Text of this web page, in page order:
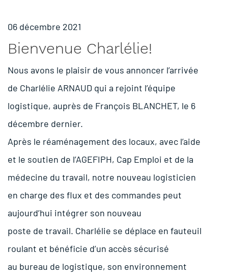
06 décembre 2021
Bienvenue Charlélie!
Nous avons le plaisir de vous annoncer l’arrivée
de Charlélie ARNAUD qui a rejoint l’équipe
logistique, auprès de François BLANCHET, le 6
décembre dernier.
Après le réaménagement des locaux, avec l’aide
et le soutien de l’AGEFIPH, Cap Emploi et de la
médecine du travail, notre nouveau logisticien
en charge des flux et des commandes peut
aujourd’hui intégrer son nouveau
poste de travail. Charlélie se déplace en fauteuil
roulant et bénéficie d’un accès sécurisé
au bureau de logistique, son environnement